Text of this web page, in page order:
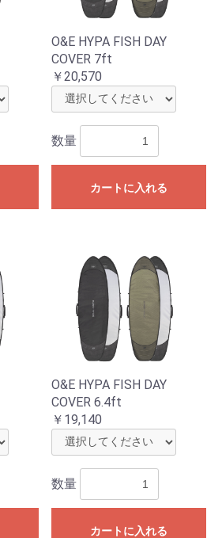
O&E HYPA FISH DAY
COVER 7ft
￥20,570
数量
カートに入れる
O&E HYPA FISH DAY
COVER 6.4ft
￥19,140
数量
カートに入れる